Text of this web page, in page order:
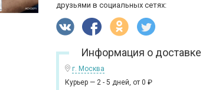
друзьями в социальных сетях:
Информация о доставке
г. Москва
Курьер — 2 - 5 дней, от 0 ₽